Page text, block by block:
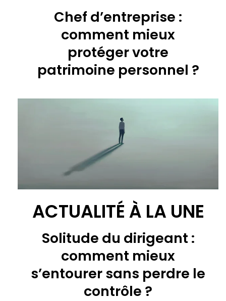
Chef d’entreprise :
comment mieux
protéger votre
patrimoine personnel ?
ACTUALITÉ À LA UNE
Solitude du dirigeant :
comment mieux
s’entourer sans perdre le
contrôle ?